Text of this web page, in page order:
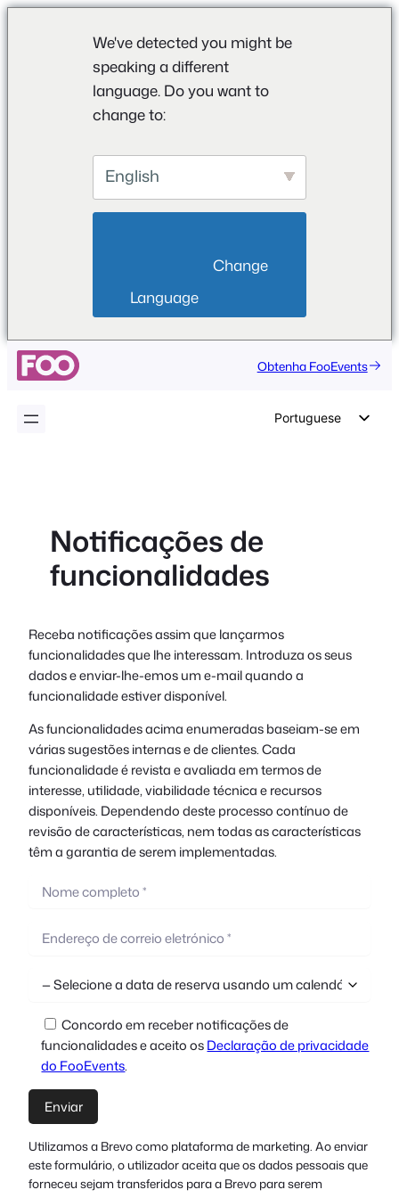
We've detected you might be
speaking a different
language. Do you want to
change to:
English
Language
Saltar
para
conteúdo
Obtenha FooEvents
Portuguese
Czech
Greek
Notificações de
funcionalidades
Receba notificações assim que lançarmos
funcionalidades que lhe interessam. Introduza os seus
dados e enviar-lhe-emos um e-mail quando a
funcionalidade estiver disponível.
As funcionalidades acima enumeradas baseiam-se em
várias sugestões internas e de clientes. Cada
funcionalidade é revista e avaliada em termos de
interesse, utilidade, viabilidade técnica e recursos
disponíveis. Dependendo deste processo contínuo de
revisão de características, nem todas as características
têm a garantia de serem implementadas.
Concordo em receber notificações de
funcionalidades e aceito osDeclaração de privacidade
do FooEvents.
Utilizamos a Brevo como plataforma de marketing. Ao enviar
este formulário, o utilizador aceita que os dados pessoais que
forneceu sejam transferidos para a Brevo para serem